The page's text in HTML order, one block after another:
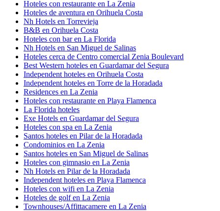
Hoteles con restaurante en La Zenia
Hoteles de aventura en Orihuela Costa
Nh Hotels en Torrevieja
B&B en Orihuela Costa
Hoteles con bar en La Florida
Nh Hotels en San Miguel de Salinas
Hoteles cerca de Centro comercial Zenia Boulevard
Best Western hoteles en Guardamar del Segura
Independent hoteles en Orihuela Costa
Independent hoteles en Torre de la Horadada
Residences en La Zenia
Hoteles con restaurante en Playa Flamenca
La Florida hoteles
Exe Hotels en Guardamar del Segura
Hoteles con spa en La Zenia
Santos hoteles en Pilar de la Horadada
Condominios en La Zenia
Santos hoteles en San Miguel de Salinas
Hoteles con gimnasio en La Zenia
Nh Hotels en Pilar de la Horadada
Independent hoteles en Playa Flamenca
Hoteles con wifi en La Zenia
Hoteles de golf en La Zenia
Townhouses/Affittacamere en La Zenia